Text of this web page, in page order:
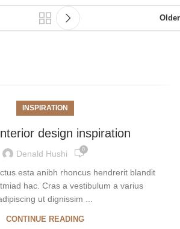
Older
INSPIRATION
design inspiration
Denald Hushi 0
esta anibh rhoncus hendrerit blandit
hac. Cras a vestibulum a varius
ut dignissim ...
CONTINUE READING